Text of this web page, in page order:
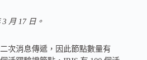
月 17 日。
次消息傳遞，因此節點數量有